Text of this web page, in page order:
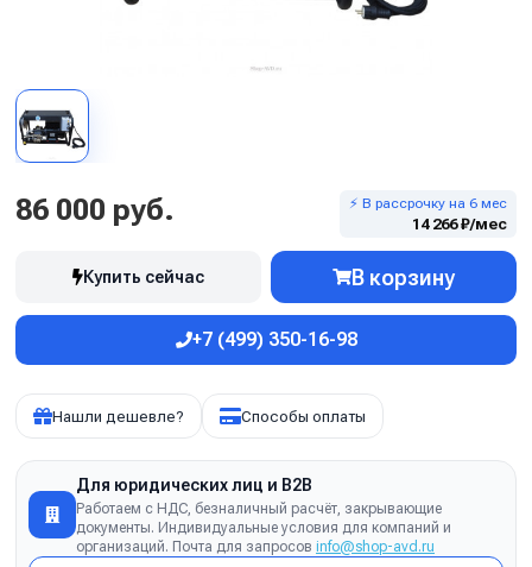
86 000 руб. ⚡ В рассрочку на 6 мес
14 266 ₽/мес
Купить сейчас В корзину
+7 (499) 350-16-98
Нашли дешевле? Способы оплаты
Для юридических лиц и B2B
Работаем с НДС, безналичный расчёт, закрывающие
документы. Индивидуальные условия для компаний и
организаций. Почта для запросов info@shop-avd.ru